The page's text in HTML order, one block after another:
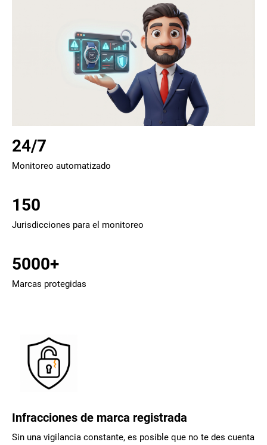
24/7
Monitoreo automatizado
150
Jurisdicciones para el monitoreo
5000+
Marcas protegidas
Infracciones de marca registrada
Sin una vigilancia constante, es posible que no te des cuenta